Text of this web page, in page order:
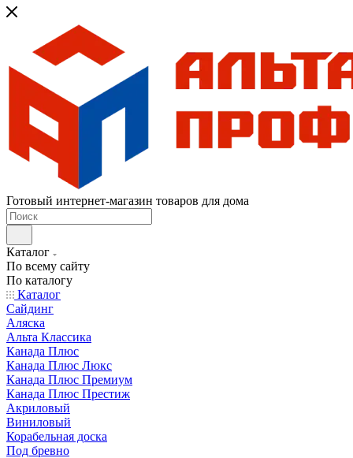
Готовый интернет-магазин товаров для дома
Каталог
По всему сайту
По каталогу
Каталог
Сайдинг
Аляска
Альта Классика
Канада Плюс
Канада Плюс Люкс
Канада Плюс Премиум
Канада Плюс Престиж
Акриловый
Виниловый
Корабельная доска
Под бревно